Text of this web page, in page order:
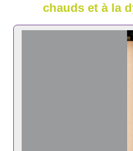
chauds et à la